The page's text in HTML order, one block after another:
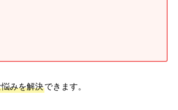
みを解決できます。